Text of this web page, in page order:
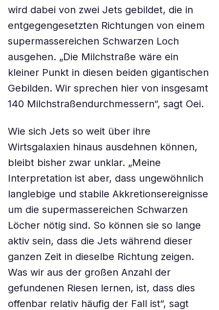
wird dabei von zwei Jets gebildet, die in
entgegengesetzten Richtungen von einem
supermassereichen Schwarzen Loch
ausgehen. „Die Milchstraße wäre ein
kleiner Punkt in diesen beiden gigantischen
Gebilden. Wir sprechen hier von insgesamt
140 Milchstraßendurchmessern“, sagt Oei.
Wie sich Jets so weit über ihre
Wirtsgalaxien hinaus ausdehnen können,
bleibt bisher zwar unklar. „Meine
Interpretation ist aber, dass ungewöhnlich
langlebige und stabile Akkretionsereignisse
um die supermassereichen Schwarzen
Löcher nötig sind. So können sie so lange
aktiv sein, dass die Jets während dieser
ganzen Zeit in dieselbe Richtung zeigen.
Was wir aus der großen Anzahl der
gefundenen Riesen lernen, ist, dass dies
offenbar relativ häufig der Fall ist“, sagt